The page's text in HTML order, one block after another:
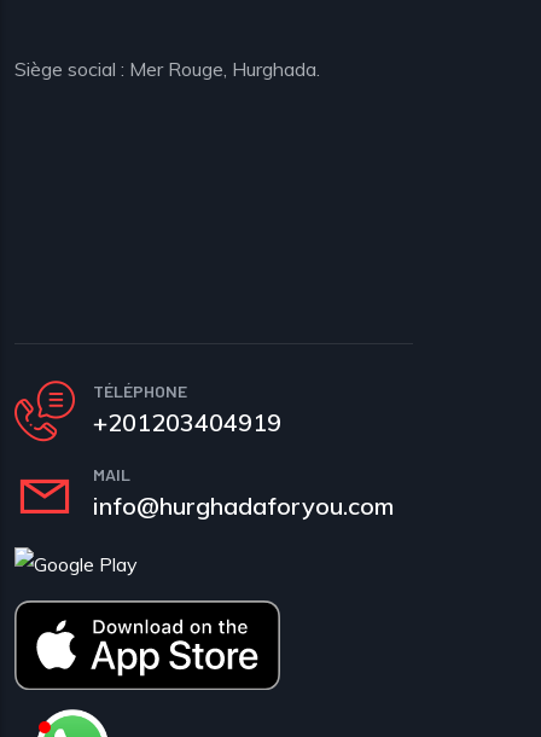
Siège social : Mer Rouge, Hurghada.
TÉLÉPHONE
+201203404919
MAIL
info@hurghadaforyou.com